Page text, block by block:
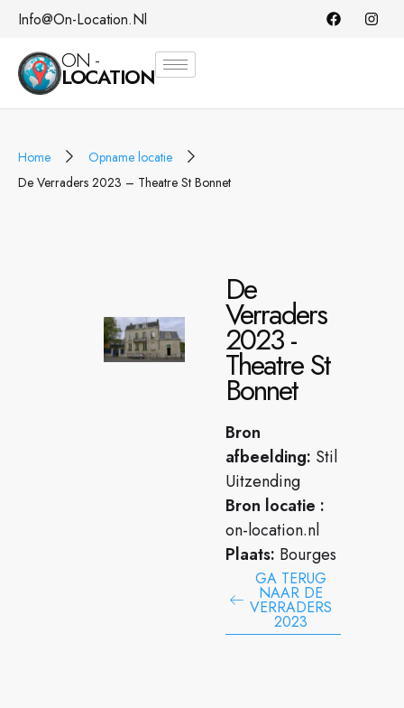
Info@on-Location.nl
ON -
LOCATION
Home
Opname locatie
De Verraders 2023 – Theatre St Bonnet
De
Verraders
2023 -
Theatre St
Bonnet
Bron
afbeelding: Stil
Uitzending
Bron locatie :
on-location.nl
Plaats: Bourges
GA TERUG
NAAR DE
VERRADERS
2023